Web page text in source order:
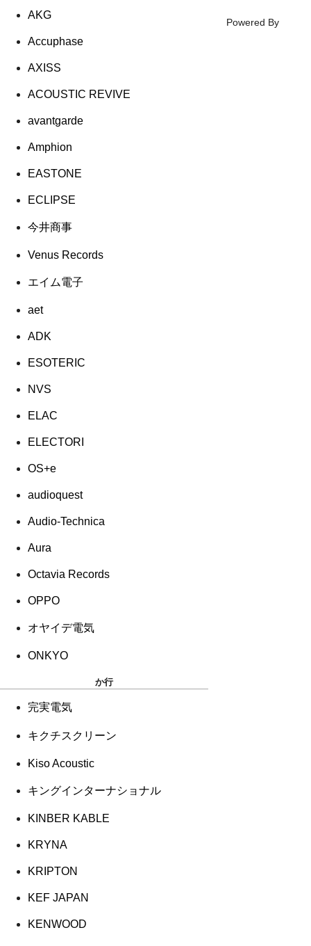
AKG
Accuphase
AXISS
ACOUSTIC REVIVE
avantgarde
Amphion
EASTONE
ECLIPSE
今井商事
Venus Records
エイム電子
aet
ADK
ESOTERIC
NVS
ELAC
ELECTORI
OS+e
audioquest
Audio-Technica
Aura
Octavia Records
OPPO
オヤイデ電気
ONKYO
か行
完実電気
キクチスクリーン
Kiso Acoustic
キングインターナショナル
KINBER KABLE
KRYNA
KRIPTON
KEF JAPAN
KENWOOD
Powered By